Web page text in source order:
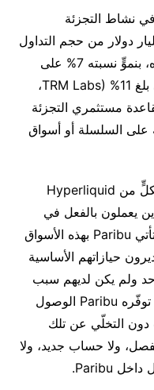
في نشاط التجزئة
دولار من حجم التداول
بنموٍّ نسبته 7%
على
11% (
TRM Labs،
مستثمري التجزئة
على السلسلة أو أسواق
من Hyperliquid
يعملون بالفعل في
Paribu بهذه الأسواق
حيازاتهم الأساسية
ولم يكن لديهم سبب
Paribu الوصول
دون التخلّي عن تلك
ولا حساب جديد، ولا
داخل Paribu
.